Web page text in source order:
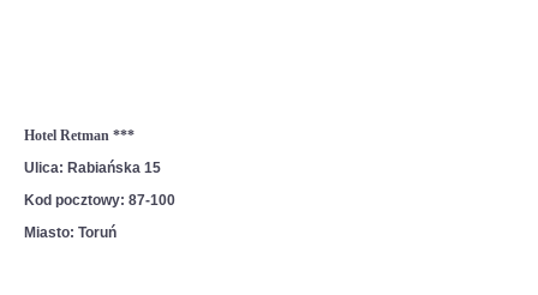
Hotel Retman ***
Ulica: Rabiańska 15
Kod pocztowy: 87-100
Miasto: Toruń